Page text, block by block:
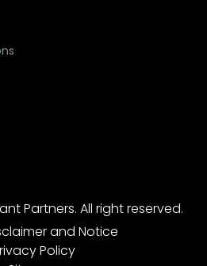
Partners. All right reserved.
and Notice
Policy